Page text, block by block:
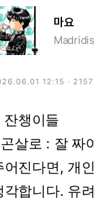
마요
12:15 · 2157
잔챙이들
곤살로 : 잘 짜
어진다면, 개
각합니다. 유